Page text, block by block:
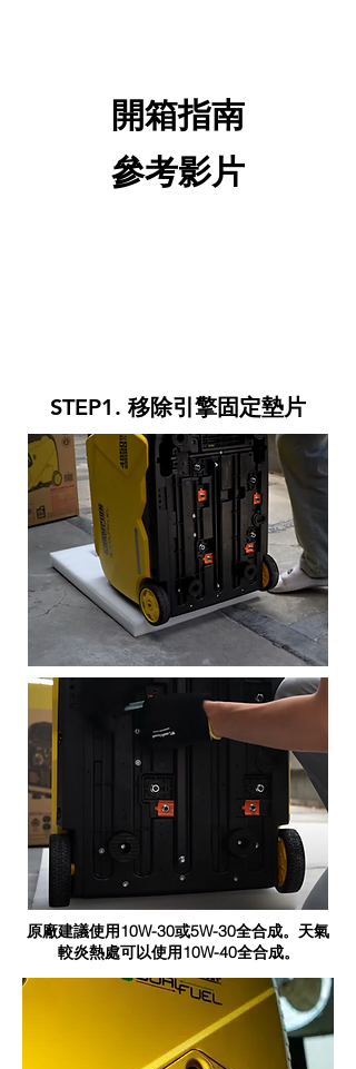
開箱指南
參考影片
STEP1. 移除引擎固定墊片
原廠建議使用10W-30或5W-30全合成。天氣
較炎熱處可以使用10W-40全合成。